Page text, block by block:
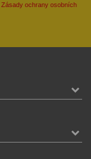
Zásady ochrany osobních